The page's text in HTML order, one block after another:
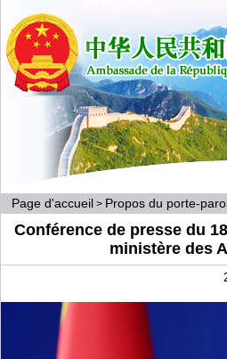
Page d'accueil > Propos du porte-
Conférence de presse du
ministère des